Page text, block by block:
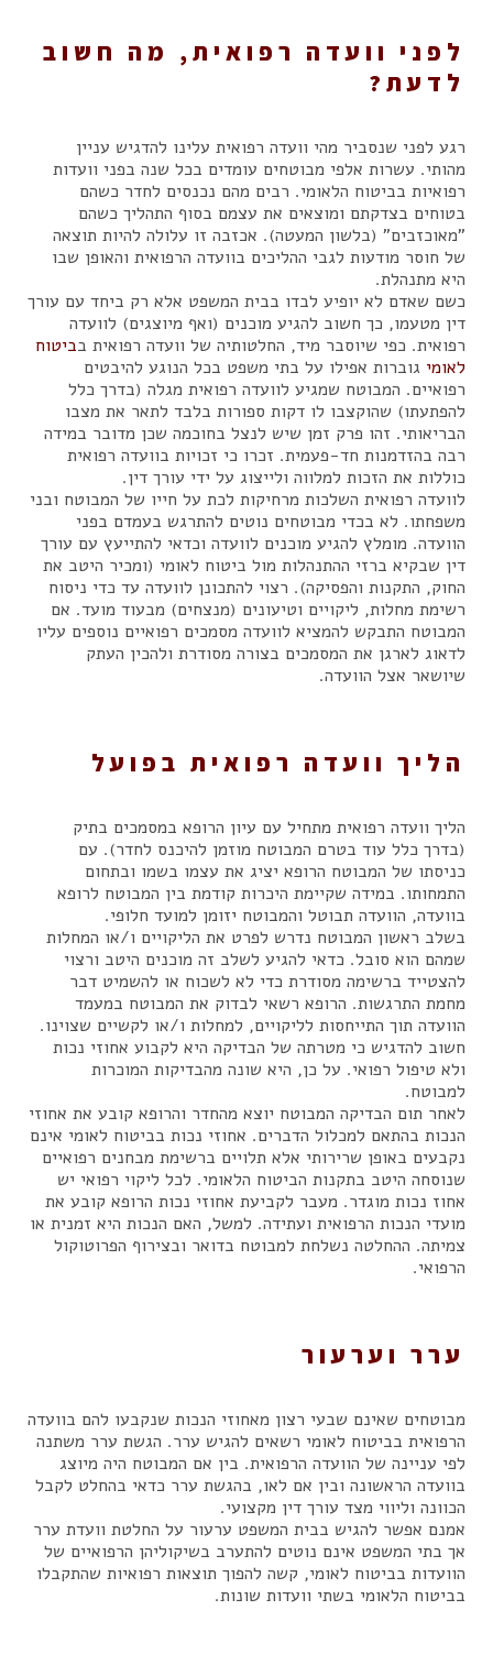
לפני וועדה רפואית, מה חשוב
לדעת?
רגע לפני שנסביר מהי וועדה רפואית עלינו להדגיש עניין
מהותי. עשרות אלפי מבוטחים עומדים בכל שנה בפני וועדות
רפואיות בביטוח הלאומי. רבים מהם נכנסים לחדר כשהם
בטוחים בצדקתם ומוצאים את עצמם בסוף התהליך כשהם
"מאוכזבים" (בלשון המעטה). אכזבה זו עלולה להיות תוצאה
של חוסר מודעות לגבי ההליכים בוועדה הרפואית והאופן שבו
היא מתנהלת.
כשם שאדם לא יופיע לבדו בבית המשפט אלא רק ביחד עם עורך
דין מטעמו, כך חשוב להגיע מוכנים (ואף מיוצגים) לוועדה
רפואית. כפי שיוסבר מיד, החלטותיה של וועדה רפואית בביטוח
לאומי גוברות אפילו על בתי משפט בכל הנוגע להיבטים
רפואיים. המבוטח שמגיע לוועדה רפואית מגלה (בדרך כלל
להפתעתו) שהוקצבו לו דקות ספורות בלבד לתאר את מצבו
הבריאותי. זהו פרק זמן שיש לנצל בחוכמה שכן מדובר במידה
רבה בהזדמנות חד-פעמית. זכרו כי זכויות בוועדה רפואית
כוללות את הזכות למלווה ולייצוג על ידי עורך דין.
לוועדה רפואית השלכות מרחיקות לכת על חייו של המבוטח ובני
משפחתו. לא בכדי מבוטחים נוטים להתרגש בעמדם בפני
הוועדה. מומלץ להגיע מוכנים לוועדה וכדאי להתייעץ עם עורך
דין שבקיא ברזי ההתנהלות מול ביטוח לאומי (ומכיר היטב את
החוק, התקנות והפסיקה). רצוי להתכונן לוועדה עד כדי ניסוח
רשימת מחלות, ליקויים וטיעונים (מנצחים) מבעוד מועד. אם
המבוטח התבקש להמציא לוועדה מסמכים רפואיים נוספים עליו
לדאוג לארגן את המסמכים בצורה מסודרת ולהכין העתק
שיושאר אצל הוועדה.
הליך וועדה רפואית בפועל
הליך וועדה רפואית מתחיל עם עיון הרופא במסמכים בתיק
(בדרך כלל עוד בטרם המבוטח מוזמן להיכנס לחדר). עם
כניסתו של המבוטח הרופא יציג את עצמו בשמו ובתחום
התמחותו. במידה שקיימת היכרות קודמת בין המבוטח לרופא
בוועדה, הוועדה תבוטל והמבוטח יזומן למועד חלופי.
בשלב ראשון המבוטח נדרש לפרט את הליקויים ו/או המחלות
שמהם הוא סובל. כדאי להגיע לשלב זה מוכנים היטב ורצוי
להצטייד ברשימה מסודרת כדי לא לשכוח או להשמיט דבר
מחמת התרגשות. הרופא רשאי לבדוק את המבוטח במעמד
הוועדה תוך התייחסות לליקויים, למחלות ו/או לקשיים שצוינו.
חשוב להדגיש כי מטרתה של הבדיקה היא לקבוע אחוזי נכות
ולא טיפול רפואי. על כן, היא שונה מהבדיקות המוכרות
למבוטח.
לאחר תום הבדיקה המבוטח יוצא מהחדר והרופא קובע את אחוזי
הנכות בהתאם למכלול הדברים. אחוזי נכות בביטוח לאומי אינם
נקבעים באופן שרירותי אלא תלויים ברשימת מבחנים רפואיים
שנוסחה היטב בתקנות הביטוח הלאומי. לכל ליקוי רפואי יש
אחוז נכות מוגדר. מעבר לקביעת אחוזי נכות הרופא קובע את
מועדי הנכות הרפואית ועתידה. למשל, האם הנכות היא זמנית או
צמיתה. ההחלטה נשלחת למבוטח בדואר ובצירוף הפרוטוקול
הרפואי.
ערר וערעור
מבוטחים שאינם שבעי רצון מאחוזי הנכות שנקבעו להם בוועדה
הרפואית בביטוח לאומי רשאים להגיש ערר. הגשת ערר משתנה
לפי עניינה של הוועדה הרפואית. בין אם המבוטח היה מיוצג
בוועדה הראשונה ובין אם לאו, בהגשת ערר כדאי בהחלט לקבל
הכוונה וליווי מצד עורך דין מקצועי.
אמנם אפשר להגיש בבית המשפט ערעור על החלטת וועדת ערר
אך בתי המשפט אינם נוטים להתערב בשיקוליהן הרפואיים של
הוועדות בביטוח לאומי, קשה להפוך תוצאות רפואיות שהתקבלו
בביטוח הלאומי בשתי וועדות שונות.